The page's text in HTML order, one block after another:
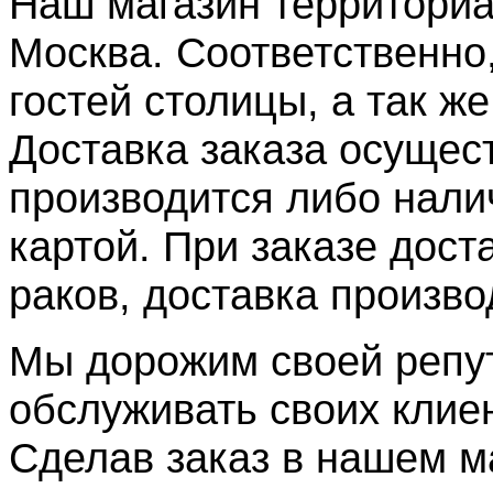
Москва.
гостей столицы, а так
Доставка заказа
производится либо
картой. При заказе
раков, доставка
Мы дорожим своей
обслуживать своих
Сделав заказ в нашем